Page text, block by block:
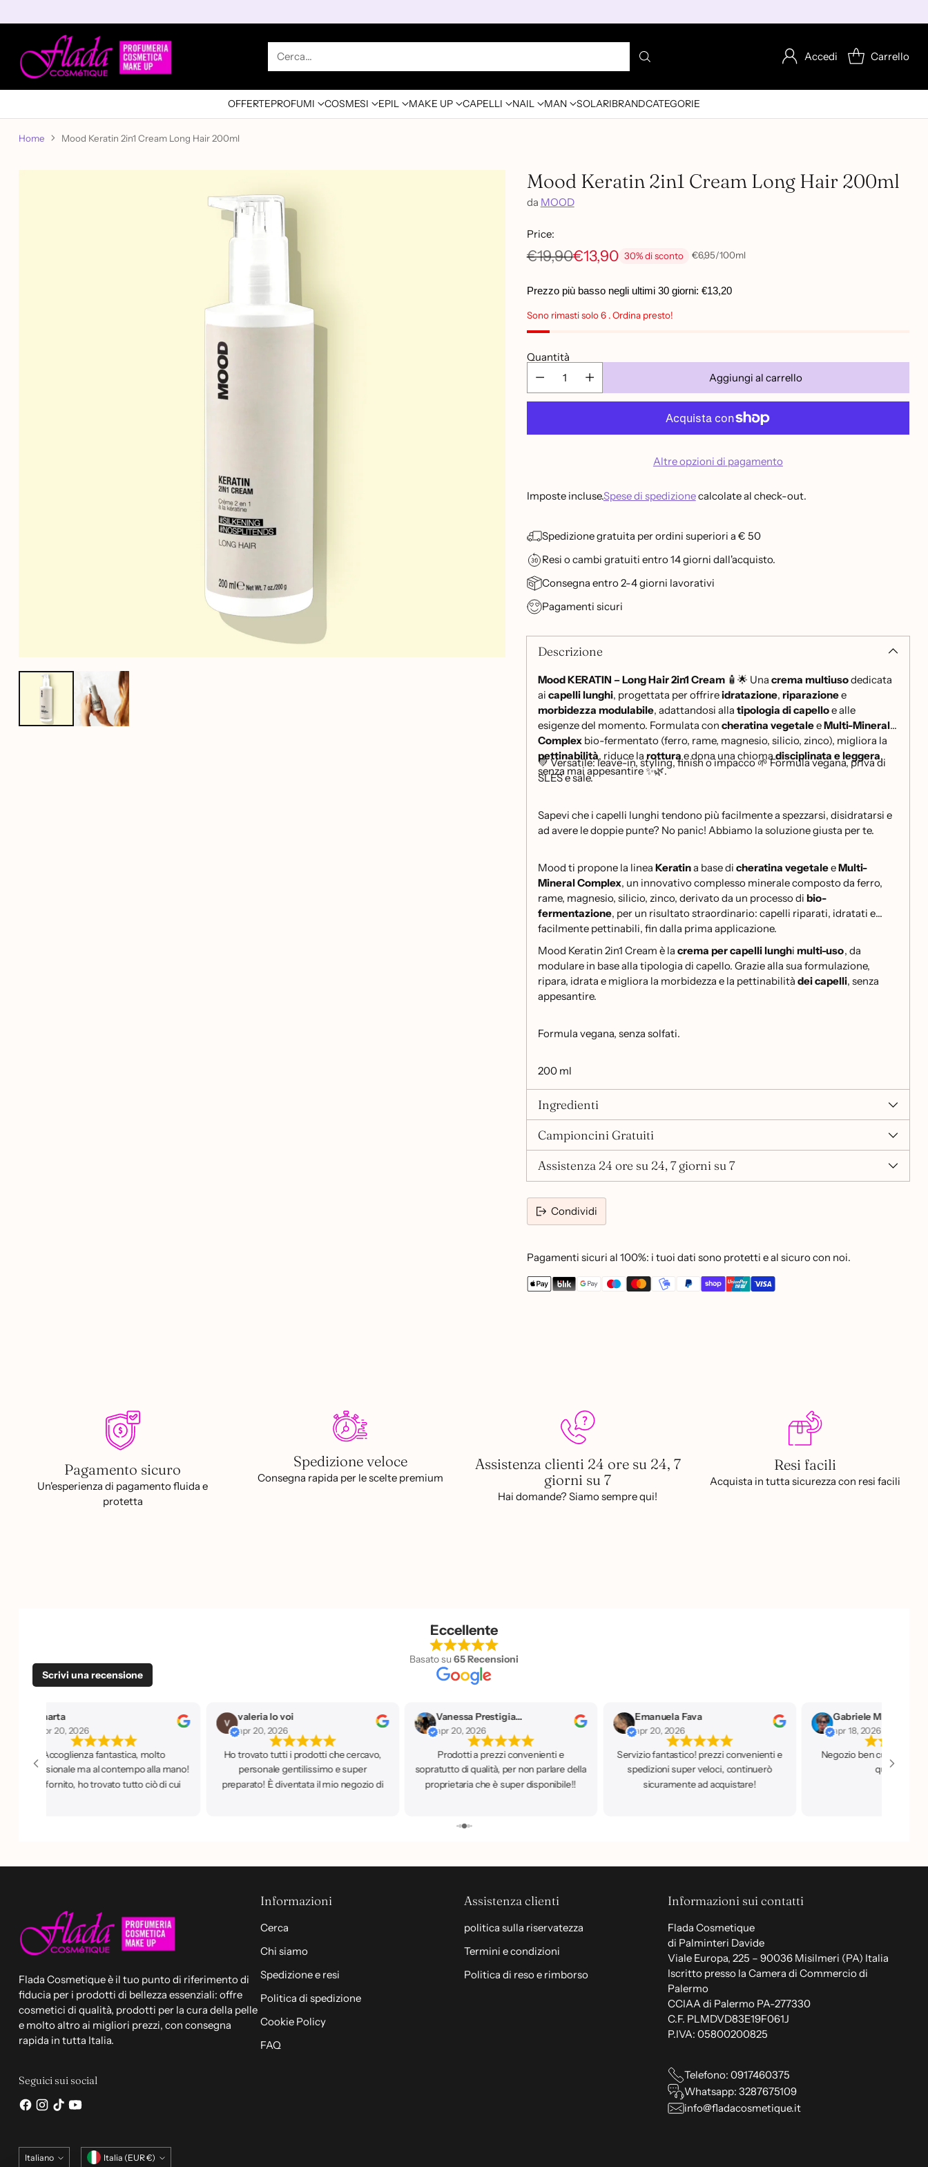
Cerca… Accedi Carrello
OFFERTEPROFUMI COSMESI EPIL MAKE UP CAPELLI NAIL MAN SOLARIBRANDCATEGORIE
Home Mood Keratin 2in1 Cream Long Hair 200ml
Mood Keratin 2in1 Cream Long Hair 200ml
da MOOD
Price:
Prezzo
di
listino
€19,90€13,90 30% di sconto
Prezzo
€6,95/
per 100ml
Prezzo più basso negli ultimi 30 giorni: €13,20
Sono rimasti solo 6 . Ordina presto!
Quantità
Aggiungi al carrello
Altre opzioni di pagamento
Imposte incluse.Spese di spedizionecalcolate al check-out.
Spedizione gratuita per ordini superiori a € 50
Resi o cambi gratuiti entro 14 giorni dall'acquisto.
Consegna entro 2-4 giorni lavorativi
Pagamenti sicuri
Descrizione
Mood KERATIN – Long Hair 2in1 Cream🧴🌟 Una crema multiusodedicata
ai capelli lunghi, progettata per offrireidratazione, riparazionee
morbidezza modulabile, adattandosi alla tipologia di capelloe alle
esigenze del momento. Formulata con cheratina vegetaleeMulti-Mineral
Complexbio-fermentato (ferro, rame, magnesio, silicio, zinco), migliora la
pettinabilità, riduce la rottura e dona una chioma disciplinata e leggera,
senza mai appesantire ✨🌿.
💚 Versatile: leave-in, styling, finish o impacco 🌱 Formula vegana, priva di
SLES e sale.
Sapevi che i capelli lunghi tendono più facilmente a spezzarsi, disidratarsi e
ad avere le doppie punte? No panic! Abbiamo la soluzione giusta per te.
Mood ti propone la linea Keratina base di cheratina vegetaleeMulti-
Mineral Complex, un innovativo complesso minerale composto da ferro,
rame, magnesio, silicio, zinco, derivato da un processo di bio-
fermentazione, per un risultato straordinario: capelli riparati, idratati e
facilmente pettinabili, fin dalla prima applicazione.
Mood Keratin 2in1 Cream è la crema per capelli lunghi multi-uso, da
modulare in base alla tipologia di capello. Grazie alla sua formulazione,
ripara, idrata e migliora la morbidezza e la pettinabilità dei capelli, senza
appesantire.
Formula vegana, senza solfati.
200 ml
Ingredienti
Campioncini Gratuiti
Assistenza 24 ore su 24, 7 giorni su 7
Condividi
Pagamenti sicuri al 100%: i tuoi dati sono protetti e al sicuro con noi.
Pagamento sicuro
Un'esperienza di pagamento fluida e
protetta
Spedizione veloce
Consegna rapida per le scelte premium
Assistenza clienti 24 ore su 24, 7
giorni su 7
Hai domande? Siamo sempre qui!
Resi facili
Acquista in tutta sicurezza con resi facili
Eccellente
Basato su 65 Recensioni
Scrivi una recensione
valeria lo voi
apr 20, 2026
Ho trovato tutti i prodotti che cercavo,
personale gentilissimo e super
preparato! È diventata il mio negozio di
apr 20, 2026
Prodotti a prezzi convenienti e
sopratutto di qualità, per non parlare della
proprietaria che è super disponibile!!
Emanuela Fava
apr 20, 2026
Servizio fantastico! prezzi convenienti e
spedizioni super veloci, continuerò
sicuramente ad acquistare!
Gabriele Maone
apr 18, 2026
Negozio ben curato, personale super
qualificato!
flavia terzo
nov 7, 2025
Flada Cosmetique è il tuo punto di riferimento di
fiducia per i prodotti di bellezza essenziali: offre
cosmetici di qualità, prodotti per la cura della pelle
e molto altro ai migliori prezzi, con consegna
rapida in tutta Italia.
Seguici sui social
Informazioni
Cerca
Chi siamo
Spedizione e resi
Politica di spedizione
Cookie Policy
FAQ
Assistenza clienti
politica sulla riservatezza
Termini e condizioni
Politica di reso e rimborso
Informazioni sui contatti
Flada Cosmetique
di Palminteri Davide
Viale Europa, 225 – 90036 Misilmeri (PA) Italia
Iscritto presso la Camera di Commercio di
Palermo
CCIAA di Palermo PA-277330
C.F. PLMDVD83E19F061J
P.IVA: 05800200825
Telefono: 0917460375
Whatsapp: 3287675109
info@fladacosmetique.it
Lingua
Italiano Valuta Italia (EUR €)